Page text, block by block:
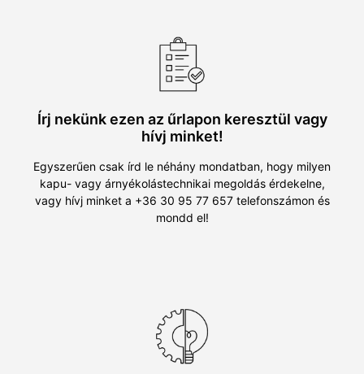
Írj nekünk ezen az űrlapon keresztül vagy
hívj minket!
Egyszerűen csak írd le néhány mondatban, hogy milyen
kapu- vagy árnyékolástechnikai megoldás érdekelne,
vagy hívj minket a +36 30 95 77 657 telefonszámon és
mondd el!